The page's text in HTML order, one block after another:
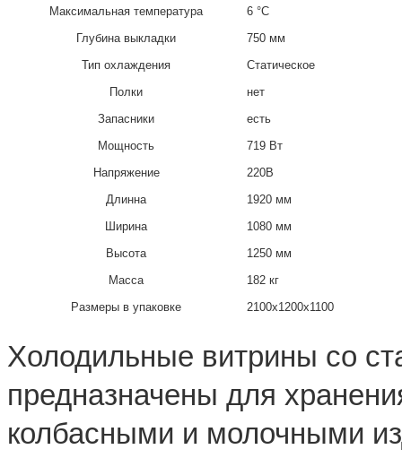
Максимальная температура
6 °C
Глубина выкладки
750 мм
Тип охлаждения
Статическое
Полки
нет
Запасники
есть
Мощность
719 Вт
Напряжение
220В
Длинна
1920 мм
Ширина
1080 мм
Высота
1250 мм
Масса
182 кг
Размеры в упаковке
2100х1200х1100
Холодильные витрины со
предназначены для
колбасными и молочными